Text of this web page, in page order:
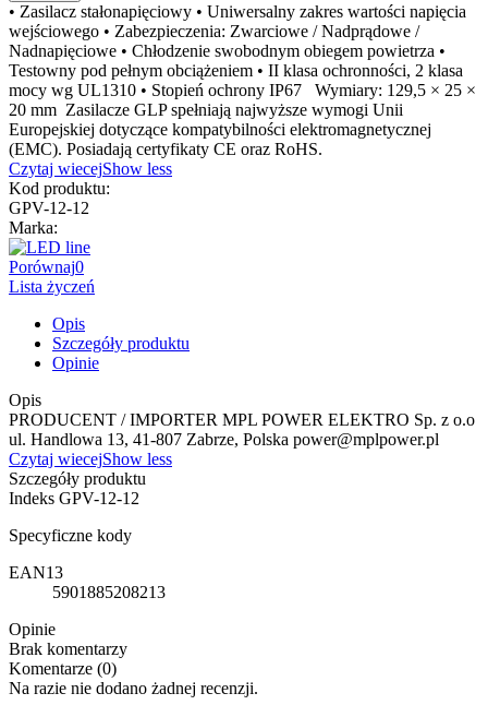
• Zasilacz stałonapięciowy • Uniwersalny zakres wartości napięcia
wejściowego • Zabezpieczenia: Zwarciowe / Nadprądowe /
Nadnapięciowe • Chłodzenie swobodnym obiegem powietrza •
Testowny pod pełnym obciążeniem • II klasa ochronności, 2 klasa
mocy wg UL1310 • Stopień ochrony IP67 Wymiary: 129,5 × 25 ×
20 mm Zasilacze GLP spełniają najwyższe wymogi Unii
Europejskiej dotyczące kompatybilności elektromagnetycznej
(EMC). Posiadają certyfikaty CE oraz RoHS.
Czytaj wiecejShow less
Kod produktu:
GPV-12-12
Marka:
Porównaj0
Lista życzeń
Opis
Szczegóły produktu
Opinie
Opis
PRODUCENT / IMPORTER MPL POWER ELEKTRO Sp. z o.o
ul. Handlowa 13, 41-807 Zabrze, Polska power@mplpower.pl
Czytaj wiecejShow less
Szczegóły produktu
Indeks GPV-12-12
Specyficzne kody
EAN13
5901885208213
Opinie
Brak komentarzy
Komentarze (0)
Na razie nie dodano żadnej recenzji.